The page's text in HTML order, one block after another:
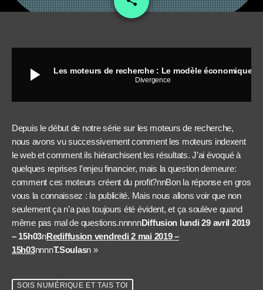
play_arrow Les moteurs de recherche : Le modèle économique
Divergence
Depuis le début de notre série sur les moteurs de recherche,
nous avons vu successivement comment les moteurs indexent
le web et comment ils hiérarchisent les résultats. J’ai évoqué à
quelques reprises l’enjeu financier, mais la question demeure:
comment ces moteurs créent du profit?nnBon la réponse en gros
vous la connaissez : la publicité. Mais nous allons voir que non
seulement ça n’a pas toujours été évident, et ça soulève quand
même pas mal de questions.nnnnnDiffusion lundi 29 avril 2019
– 15h03nRediffusion vendredi 2 mai 2019 –
15h03nnnnT.Soulasn »
SOIS NUMÉRIQUE ET TAIS TOI